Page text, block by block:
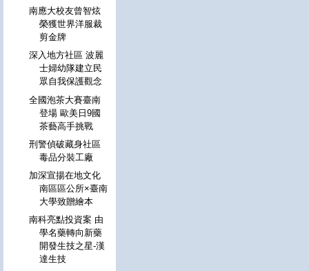
南應大校友曾智炫
榮獲世界洋服裁
剪金牌
深入地方社區 波麗
士婦幼隊建立民
眾自我保護觀念
全國泡茶大賽臺南
登場 歐美日9國
茶藝高手挑戰
刑警偵破藏身社區
毒品分裝工廠
加深宣揚在地文化
南區區公所×臺南
大學致贈繪本
南科亮點投資案 由
學名藥轉向新藥
開發生技之星-漢
達生技